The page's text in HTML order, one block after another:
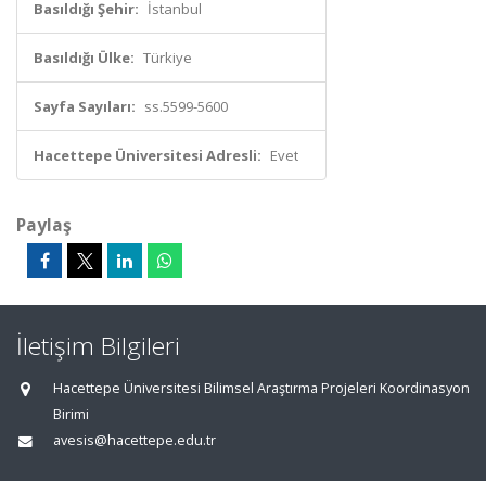
Basıldığı Şehir: İstanbul
Basıldığı Ülke: Türkiye
Sayfa Sayıları: ss.5599-5600
Hacettepe Üniversitesi Adresli: Evet
Paylaş
İletişim Bilgileri
Hacettepe Üniversitesi Bilimsel Araştırma Projeleri Koordinasyon
Birimi
avesis@hacettepe.edu.tr